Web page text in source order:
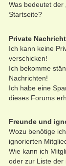
Was bedeutet der
Startseite?
Private
Ich kann keine
verschicken!
Ich bekomme
Nachrichten!
Ich habe eine
dieses Forums
Freunde und
Wozu benötige
ignorierten
Wie kann ich
oder zur Liste der